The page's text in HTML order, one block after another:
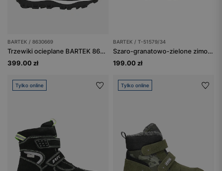
BARTEK / 8630669
Trzewiki ocieplane BARTEK 86306-69, czarno-białe
399.00 zł
BARTEK / T-51579/34
Szaro-granatowo-zielone zimowe trzewiki BARTEK T-51579/34
199.00 zł
Tylko online Tylko online